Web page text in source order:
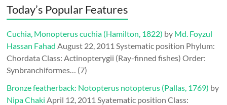
Today’s Popular Features
Cuchia, Monopterus cuchia (Hamilton, 1822) by Md. Foyzul
Hassan Fahad August 22, 2011 Systematic position Phylum:
Chordata Class: Actinopterygii (Ray-finned fishes) Order:
Synbranchiformes… (7)
Bronze featherback: Notopterus notopterus (Pallas, 1769) by
Nipa Chaki April 12, 2011 Syatematic position Class: